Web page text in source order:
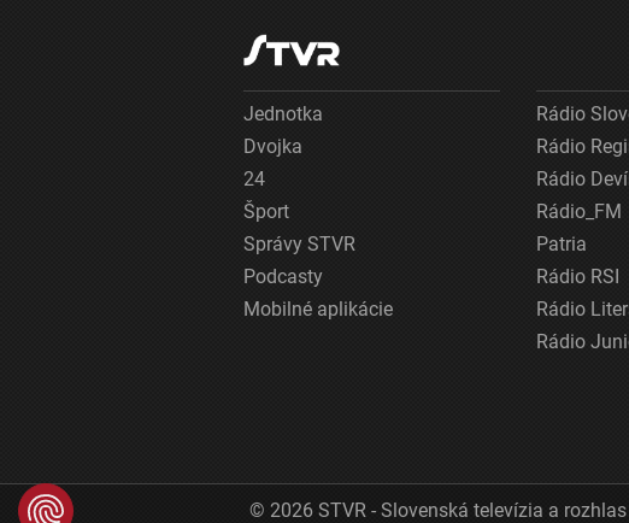
Jednotka
Dvojka
24
Šport
Správy STVR
Podcasty
Mobilné aplikácie
Rádio
Rádio
Rádio
Rádio_FM
Patria
Rádio RSI
Rádio
Rádio
© 2026 STVR - Slovenská televízia a rozhlas